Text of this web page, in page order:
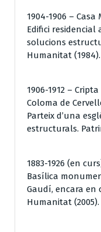
1904-1906 –
Edifici
solucions
Humanitat (1984).
1906-1912 –
Coloma de
Parteix d’una
estructurals.
1883-1926 (en
Basílica
Gaudí, encara en
Humanitat (2005).